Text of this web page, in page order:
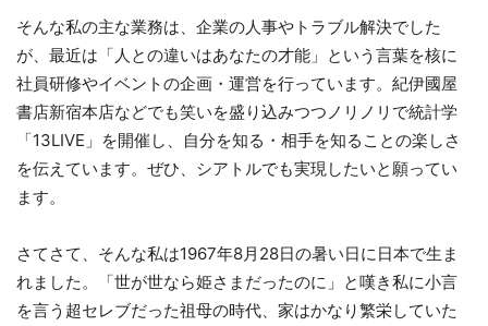
そんな私の主な業務は、企業の人事やトラブル解決でした
が、最近は「人との違いはあなたの才能」という言葉を核に
社員研修やイベントの企画・運営を行っています。紀伊國屋
書店新宿本店などでも笑いを盛り込みつつノリノリで統計学
「13LIVE」を開催し、自分を知る・相手を知ることの楽しさ
を伝えています。ぜひ、シアトルでも実現したいと願ってい
ます。
さてさて、そんな私は1967年8月28日の暑い日に日本で生ま
れました。「世が世なら姫さまだったのに」と嘆き私に小言
を言う超セレブだった祖母の時代、家はかなり繁栄していた